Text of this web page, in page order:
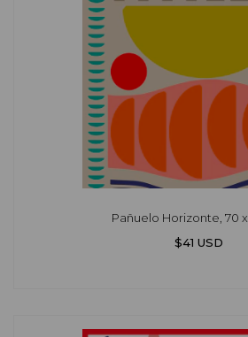
Pañuelo Horizonte, 70
$41 USD